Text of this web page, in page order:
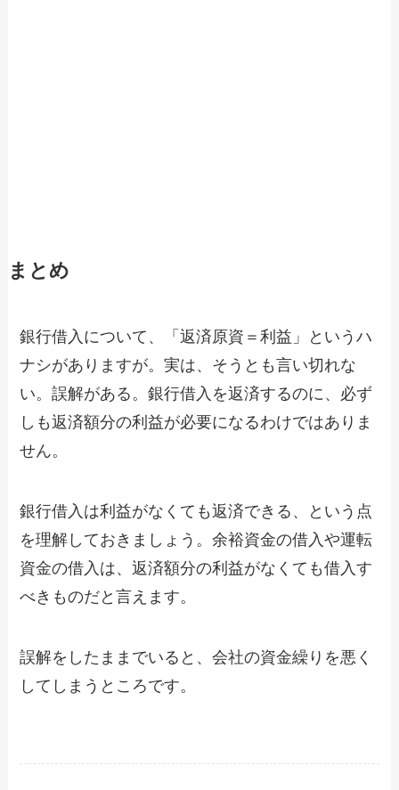
まとめ
銀行借入について、「返済原資＝利益」というハ
ナシがありますが。実は、そうとも言い切れな
い。誤解がある。銀行借入を返済するのに、必ず
しも返済額分の利益が必要になるわけではありま
せん。
銀行借入は利益がなくても返済できる、という点
を理解しておきましょう。余裕資金の借入や運転
資金の借入は、返済額分の利益がなくても借入す
べきものだと言えます。
誤解をしたままでいると、会社の資金繰りを悪く
してしまうところです。